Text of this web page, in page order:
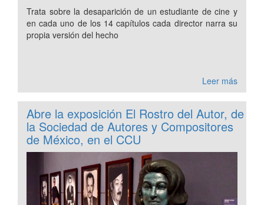
Trata sobre la desaparición de un estudiante de cine y
en cada uno de los 14 capítulos cada director narra su
propia versión del hecho
Leer más
Abre la exposición El Rostro del Autor, de
la Sociedad de Autores y Compositores
de México, en el CCU